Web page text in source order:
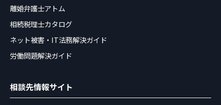
離婚弁護士アトム
相続税理士カタログ
ネット被害・IT法務解決ガイド
労働問題解決ガイド
相談先情報サイト